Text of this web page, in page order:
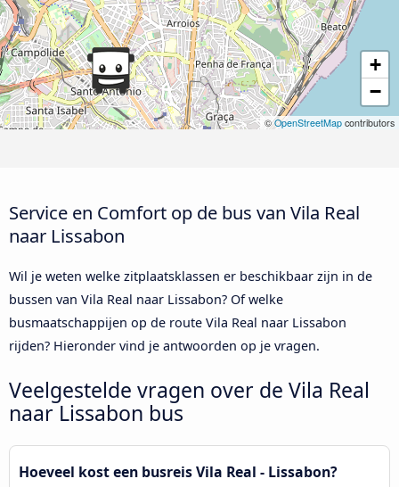
+
−
©OpenStreetMap contributors
Service en Comfort op de bus van Vila Real
naar Lissabon
Wil je weten welke zitplaatsklassen er beschikbaar zijn in de
bussen van Vila Real naar Lissabon? Of welke
busmaatschappijen op de route Vila Real naar Lissabon
rijden? Hieronder vind je antwoorden op je vragen.
Veelgestelde vragen over de Vila Real
naar Lissabon bus
Hoeveel kost een busreis Vila Real - Lissabon?